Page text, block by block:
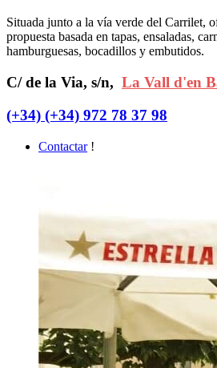
Situada junto a la vía verde del Carrilet,
propuesta basada en tapas, ensaladas,
hamburguesas, bocadillos y embutidos.
C/ de la Via, s/n, La Vall d'en
(+34) (+34) 972 78 37 98
Contactar !